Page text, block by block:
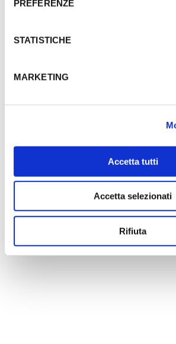
PREFERENZE
STATISTICHE
MARKETING
Accetta tutti
Accetta selezionati
Rifiuta
Tomoko Sawada